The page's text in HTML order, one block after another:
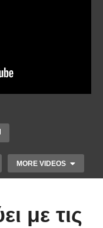
MORE VIDEOS
με τις